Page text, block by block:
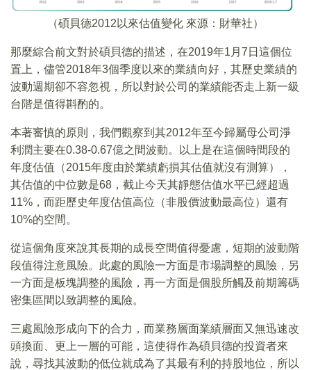
（碩貝德2012以來估值變化 來源：財華社）
那麼綜合前文對於碩貝德的描述，在2019年1月7日這個位
置上，儘管2018年3個季度以來的業績向好，其歷史業績的
波動週期卻不容忽視，所以對於公司的業績能否走上新一級
台階是值得斟酌的。
本著審慎的原則，我們觀察到其2012年至今歸屬母公司淨
利潤主要在0.38-0.67億之間波動。以上是在這個時間段的
年度估值（2015年度由於業績虧損其估值就沒有測算），
其估值的中位數是68，截止今天其靜態估值水平已經超過
11%，而距歷史年度估值高位（非股價波動最高位）還有
10%的空間。
從這個角度來說其長期的成長空間值得憂慮，短期的波動階
段值得注意風險。此處的風險一方面是市場調整的風險，另
一方面是板塊調整的風險，再一方面是個股所觸及前期籌碼
密集區間以致調整的風險。
三處風險形成向下的合力，而業務層面業績層面又無迅速改
頭換面、更上一層的可能，這使得作為碩貝德的投資者來
說，尋找其波動的低位就成為了其最有利的持股地位，所以